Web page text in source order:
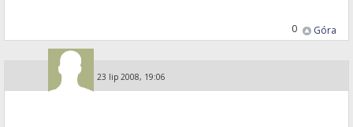
Góra
0
Guest 23 lip 2008, 19:06